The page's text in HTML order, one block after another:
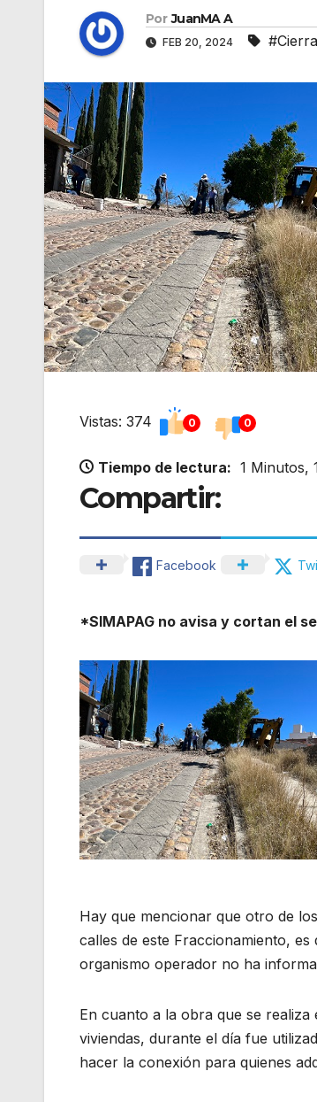
Por JuanMA A
FEB 20, 2024
Vistas: 374 0 0
Tiempo de lectura: 1 Minutos,
Compartir:
Facebook
*SIMAPAG no avisa y cortan el
Hay que mencionar que otro de
calles de este Fraccionamiento,
organismo operador no ha
En cuanto a la obra que se
viviendas, durante el día fue
hacer la conexión para quienes